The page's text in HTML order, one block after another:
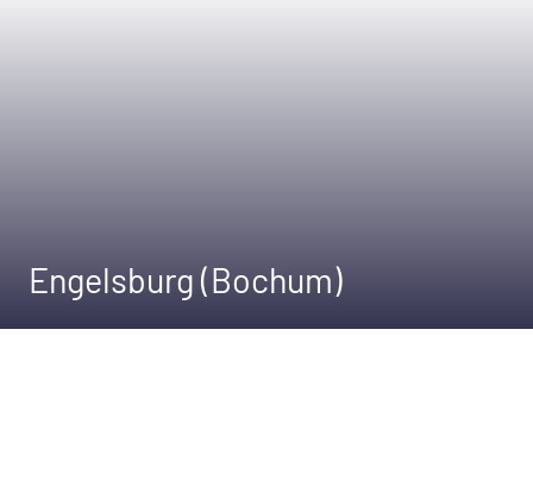
Engelsburg (Bochum)